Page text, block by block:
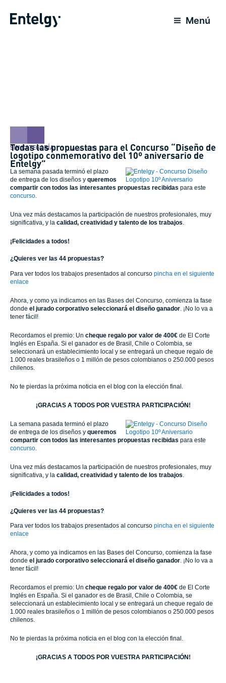
Menú
SIN CATEGORÍA 11 Junio 2013
Todas las propuestas para el Concurso “Diseño de
logotipo conmemorativo del 10º aniversario de
Entelgy”
La semana pasada terminó el plazo
de entrega de los diseños y queremos
compartir con todos las interesantes propuestas recibidas para este
concurso.
Una vez más destacamos la participación de nuestros profesionales, muy
significativa, y la calidad, creatividad y talento de los trabajos.
¡Felicidades a todos!
¿Quieres ver las 44 propuestas?
Para ver todos los trabajos presentados al concurso pincha en el siguiente
enlace
Ahora, y como ya indicamos en las Bases del Concurso, comienza la fase
donde el jurado corporativo seleccionará el diseño ganador . ¡No lo va a
tener fácil!
Recordamos el premio: Un cheque regalo por valor de 400€ de El Corte
Inglés en España. Si el ganador es de Brasil, Chile o Colombia, se
seleccionará un establecimiento local y se entregará un cheque regalo de
1.000 reales brasileños o 1 millón de pesos colombianos o 250.000 pesos
chilenos.
No te pierdas la próxima noticia en el blog con la elección final.
¡GRACIAS A TODOS POR VUESTRA PARTICIPACIÓN!
La semana pasada terminó el plazo
de entrega de los diseños y queremos
compartir con todos las interesantes propuestas recibidas para este
concurso
Una vez más destacamos la participación de nuestros profesionales, muy
significativa, y la calidad, creatividad y talento de los trabajos
¡Felicidades a todos!
¿Quieres ver las 44 propuestas?
Para ver todos los trabajos presentados al concurso pincha en el siguiente
enlace
Ahora, y como ya indicamos en las Bases del Concurso, comienza la fase
donde el jurado corporativo seleccionará el diseño ganador. ¡No lo va a
tener fácil!
Recordamos el premio: Un cheque regalo por valor de 400€ de El Corte
Inglés en España. Si el ganador es de Brasil, Chile o Colombia, se
seleccionará un establecimiento local y se entregará un cheque regalo de
1.000 reales brasileños o 1 millón de pesos colombianos o 250.000 pesos
chilenos.
No te pierdas la próxima noticia en el blog con la elección final.
¡GRACIAS A TODOS POR VUESTRA PARTICIPACIÓN!